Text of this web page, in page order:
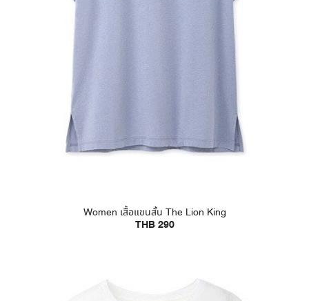
Women เสื้อแขนสั้น The Lion King
THB 290